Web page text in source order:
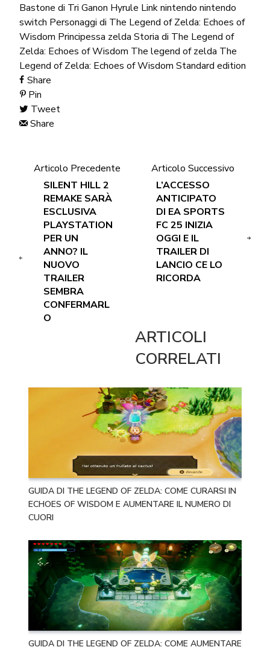
Bastone di Tri Ganon Hyrule Linknintendo nintendo
switch Personaggi di The Legend of Zelda: Echoes of
Wisdom Principessa zelda Storia di The Legend of
Zelda: Echoes of Wisdom The legend of zelda The
Legend of Zelda: Echoes of Wisdom Standard edition
Share
Pin
Tweet
Share
Articolo Precedente
SILENT HILL 2
REMAKE SARÀ
ESCLUSIVA
PLAYSTATION
PER UN
ANNO? IL
NUOVO
TRAILER
SEMBRA
CONFERMARL
O
Articolo Successivo
L’ACCESSO
ANTICIPATO
DI EA SPORTS
FC 25 INIZIA
OGGI E IL
TRAILER DI
LANCIO CE LO
RICORDA
ARTICOLI
CORRELATI
GUIDA DI THE LEGEND OF ZELDA: COME CURARSI IN
ECHOES OF WISDOM E AUMENTARE IL NUMERO DI
CUORI
GUIDA DI THE LEGEND OF ZELDA: COME AUMENTARE